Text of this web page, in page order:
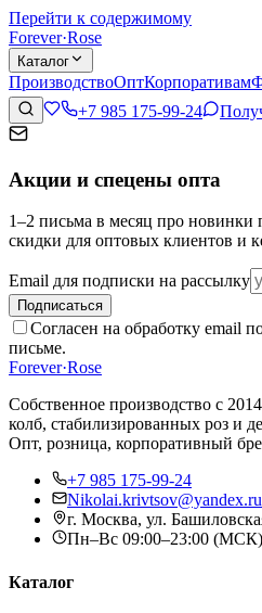
Перейти к содержимому
Forever·Rose
Каталог
ПроизводствоОптКорпоративам
+7 985 175-99-24
Акции и спецены опта
1–2 письма в месяц про новинки
скидки для оптовых клиентов и
Email для подписки на рассылку
Подписаться
Согласен на обработку email
письме.
Forever·Rose
Собственное производство с 2014
колб, стабилизированных роз и
Опт, розница, корпоративный
+7 985 175-99-24
Nikolai.krivtsov@yandex.ru
г. Москва, ул.
Пн–Вс 09:00–23:00 (МСК)
Каталог